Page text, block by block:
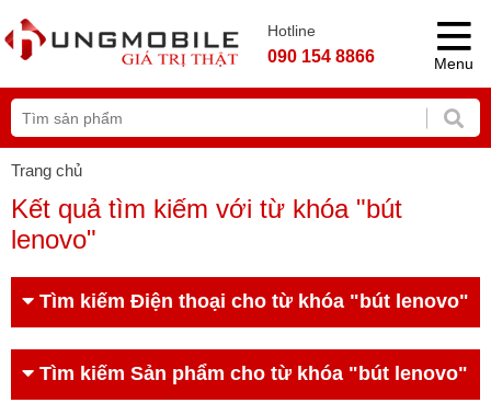
Hotline
090 154 8866 Menu
Trang chủ
Kết quả tìm kiếm với từ khóa "bút
lenovo"
Tìm kiếm Điện thoại cho từ khóa "bút lenovo"
Tìm kiếm Sản phẩm cho từ khóa "bút lenovo"